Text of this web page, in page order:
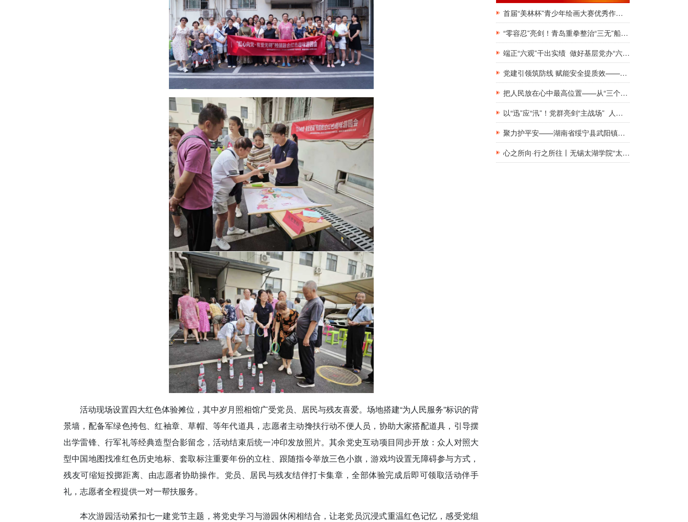
活动现场设置四大红色体验摊位，其中岁月照相馆广受党员、居民与残友喜爱。场地搭建“为人民服务”标识的背
景墙，配备军绿色挎包、红袖章、草帽、等年代道具，志愿者主动搀扶行动不便人员，协助大家搭配道具，引导摆
出学雷锋、行军礼等经典造型合影留念，活动结束后统一冲印发放照片。其余党史互动项目同步开放：众人对照大
型中国地图找准红色历史地标、套取标注重要年份的立柱、跟随指令举放三色小旗，游戏均设置无障碍参与方式，
残友可缩短投掷距离、由志愿者协助操作。党员、居民与残友结伴打卡集章，全部体验完成后即可领取活动伴手
礼，志愿者全程提供一对一帮扶服务。
本次游园活动紧扣七一建党节主题，将党史学习与游园休闲相结合，让老党员沉浸式重温红色记忆，感受党组
首届“美林杯”青少年绘画大赛优秀作品展在银川韩美林艺术馆隆重开幕
“零容忍”亮剑！青岛重拳整治“三无”船舶，斩断非法捕捞源头链条
端正“六观”干出实绩 做好基层党办“六有”干部
党建引领筑防线 赋能安全提质效——新钢集团工地工棚区域安全管理创新实践研究
把人民放在心中最高位置——从“三个坚持”领悟基层党建工作的为民初心
以“迅”应“汛”！党群亮剑“主战场” 人民至上“践初心”
聚力护平安——湖南省绥宁县武阳镇与消防救援队伍共庆建军佳节
心之所向·行之所往丨无锡太湖学院“太湖青年支教团”：三赴册亨，十年之约再启盛夏